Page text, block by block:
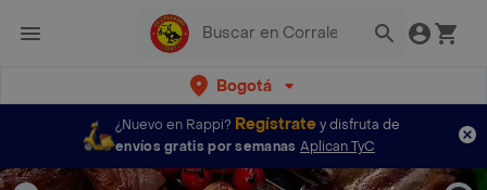
Bogotá
¿Nuevo en Rappi? Regístratey disfruta de
envíos gratis por semanas Aplican TyC